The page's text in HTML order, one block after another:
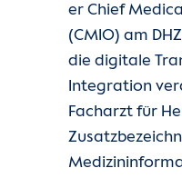
er Chief
(CMIO) am
die digitale
Integration
Facharzt für